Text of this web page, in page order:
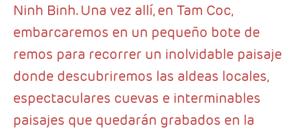
Ninh Binh. Una vez allí, en Tam Coc,
embarcaremos en un pequeño bote de
remos para recorrer un inolvidable paisaje
donde descubriremos las aldeas locales,
espectaculares cuevas e interminables
paisajes que quedarán grabados en la